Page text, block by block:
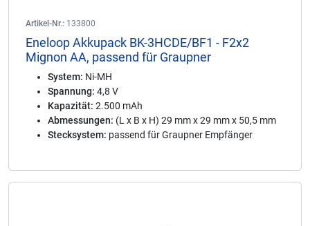
Artikel-Nr.: 133800
Eneloop Akkupack BK-3HCDE/BF1 - F2x2
Mignon AA, passend für Graupner
System: Ni-MH
Spannung: 4,8 V
Kapazität: 2.500 mAh
Abmessungen: (L x B x H) 29 mm x 29 mm x 50,5 mm
Stecksystem: passend für Graupner Empfänger